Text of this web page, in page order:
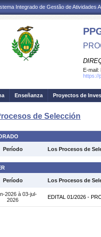
Integrado de Gestão de Atividades
E-mail:
https://
Enseñanza Proyectos de
de Selección
Período Los Procesos de
Período Los Procesos de
2026 à 03-jul-
2026
EDITAL 01/2026 -